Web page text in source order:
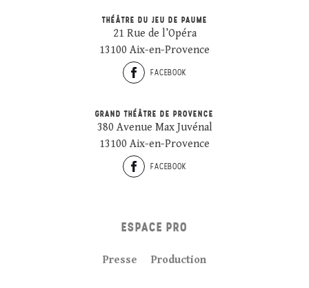
THÉÂTRE DU JEU DE PAUME
21 Rue de l’Opéra
13100 Aix-en-Provence
FACEBOOK
GRAND THÉÂTRE DE PROVENCE
380 Avenue Max Juvénal
13100 Aix-en-Provence
FACEBOOK
ESPACE PRO
Presse Production